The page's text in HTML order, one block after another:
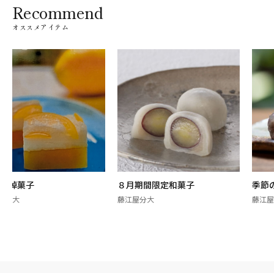
Recommend
オススメアイテム
季節の棹菓子
藤江屋分大
８月期間限定和菓子
藤江屋分大